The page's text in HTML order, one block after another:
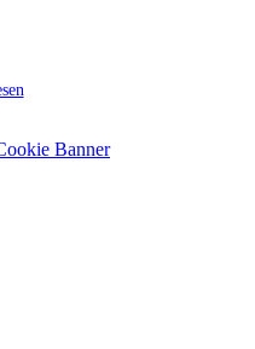
Banner